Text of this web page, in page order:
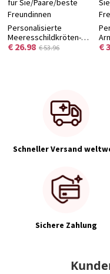
Personalisierte
Meeresschildkröten-
Fußkette mit Namen
Geburtstags-/
für Sie/Paare/beste
€ 26.98 € 53.96 €
Schneller Versand
Sichere Zahlung